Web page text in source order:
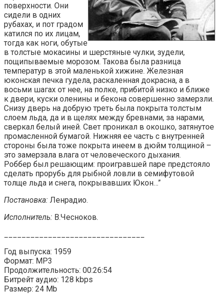
поверхности. Они
сидели в одних
рубахах, и пот градом
катился по их лицам,
тогда как ноги, обутые
в толстые мокасины и шерстяные чулки, зудели,
пощипываемые морозом. Такова была разница
температур в этой маленькой хижине. Железная
юконская печка гудела, раскаленная докрасна, а в
восьми шагах от нее, на полке, прибитой низко и ближе
к двери, куски оленины и бекона совершенно замерзли.
Снизу дверь на добрую треть была покрыта толстым
слоем льда, да и в щелях между бревнами, за нарами,
сверкал белый иней. Свет проникал в окошко, затянутое
промасленной бумагой. Нижняя ее часть с внутренней
стороны была тоже покрыта инеем в дюйм толщиной –
это замерзала влага от человеческого дыхания.
Роббер был решающим: проигравшей паре предстояло
сделать прорубь для рыбной ловли в семифутовой
толще льда и снега, покрывавших Юкон…”
Постановка: Ленрадио.
Исполнитель: В.Чесноков.
Год выпуска: 1959
Формат: MP3
Продолжительность: 00:26:54
Битрейт аудио: 128 kbps
Размер: 24 Mb